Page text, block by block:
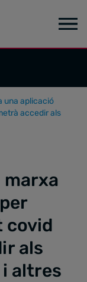
una aplicació
accedir als
marxa
covid
als
altres